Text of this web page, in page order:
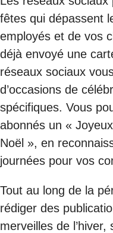
fêtes qui dépassent
employés et de vos
déjà envoyé une
réseaux sociaux
d’occasions de
spécifiques. Vous
abonnés un «
Noël », en
journées pour vos
Tout au long de la
rédiger des
merveilles de